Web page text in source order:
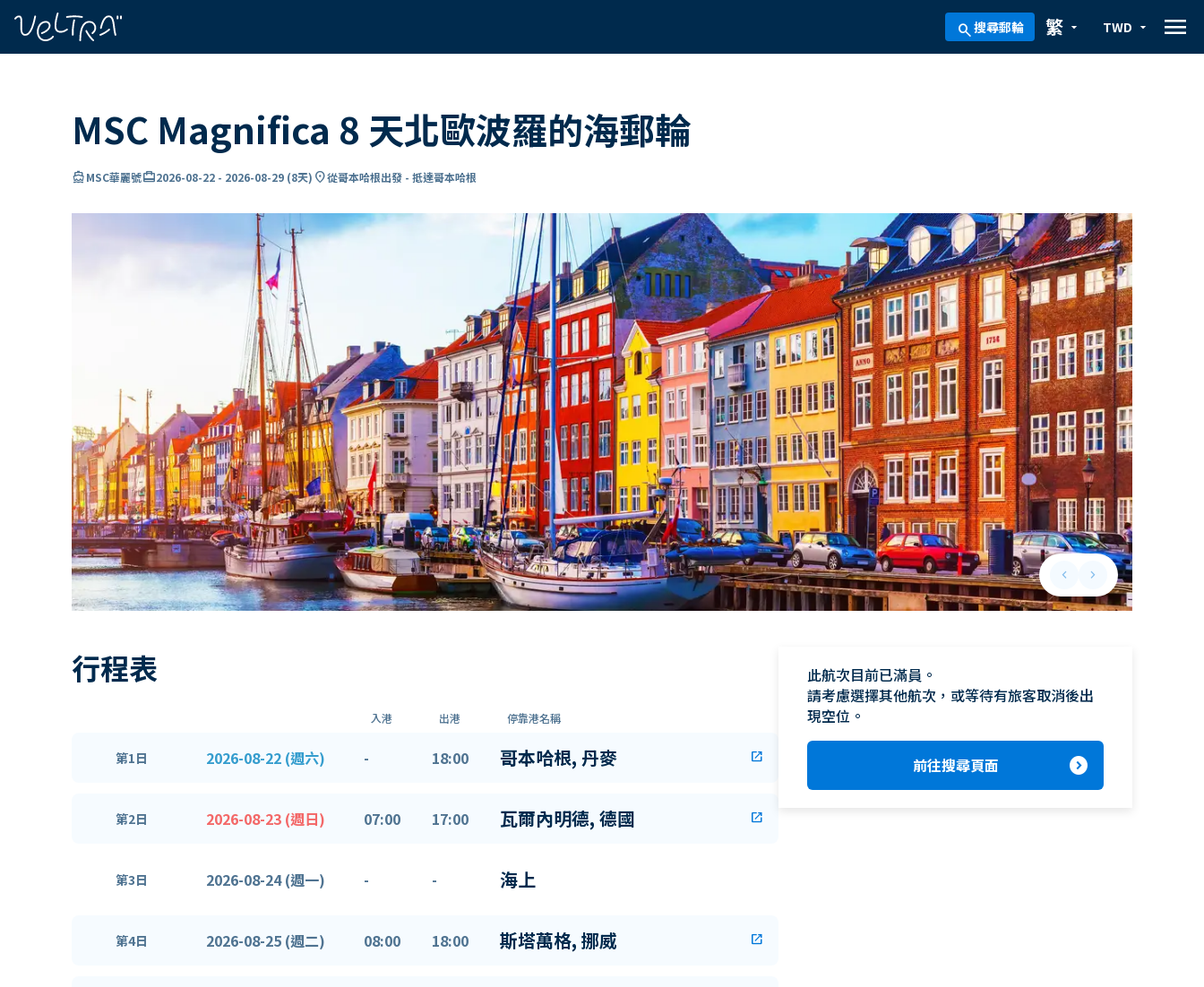
search搜尋郵輪 arrow_drop_down
繁 arrow_drop_down
TWD menu
MSC Magnifica 8 天北歐波羅的海郵輪
directions_boatMSC華麗號card_travel2026-08-22 - 2026-08-29 (8天) location_on從哥本哈根出發 - 抵達哥本哈根
keyboard_arrow_leftPrevious slide
keyboard_arrow_rightNext slide
行程表
入港 出港 停靠港名稱
第1日 2026-08-22 (週六) - 18:00 哥本哈根, 丹麥 open_in_new
第2日 2026-08-23 (週日) 07:00 17:00 瓦爾內明德, 德國 open_in_new
第3日 2026-08-24 (週一) - - 海上
第4日 2026-08-25 (週二) 08:00 18:00 斯塔萬格, 挪威 open_in_new
此航次目前已滿員。
請考慮選擇其他航次，或等待有旅客取消後出
現空位。
前往搜尋頁面 expand_circle_right